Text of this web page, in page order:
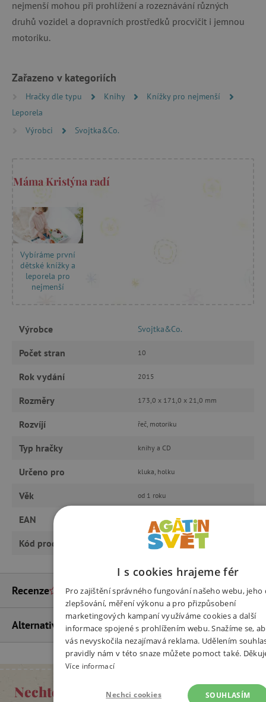
nejmenší mohou při prohlížení a rozeznávání různých
druhů vozidel a dopravních prostředků procvičit i jemnou
motoriku.
Zařazeno v kategoriích
Hračky dle typu Knihy
Knížky pro nejmenší
Leporela
Výrobci
Svojtka&Co.
Máma Kristýna radí
Vybíráme první
dětské knížky a
leporela pro
nejmenší
Výrobce Svojtka&Co.
Počet stran 10
Rok vydání 2015
Rozměry 173,0 x 171,0 x 21,0 mm
Rozvíjí řeč, motoriku
Typ hračky knihy a CD
Určeno pro kluka, holku
Věk od 1 roku
EAN 9788025617403
Kód produktu 0194842
Recenze
Alternativní produkty
Nechte se inspirovat Agátiným
I s cookies hrajeme fér
Pro zajištění správného fungování našeho webu, jeho
zlepšování, měření výkonu a pro přizpůsobení
marketingových kampaní využíváme cookies a další
informace spojené s prohlížením webu. Snažíme se,
vás nevyskočila nezajímavá reklama. Udělením
pravidly nám v této snaze můžete pomoct také.
Více informací
SOUHLASÍM
Nechci cookies